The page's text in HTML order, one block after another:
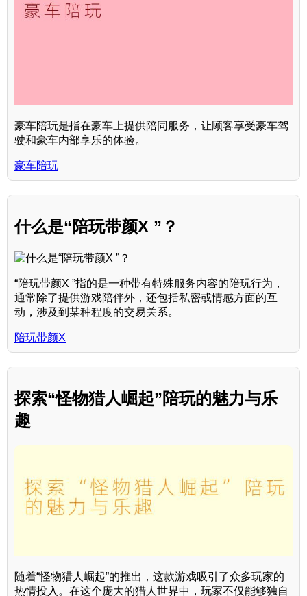
豪车陪玩是指在豪车上提供陪同服务，让顾客享受豪车驾
驶和豪车内部享乐的体验。
豪车陪玩
什么是“陪玩带颜X ”？
“陪玩带颜X ”指的是一种带有特殊服务内容的陪玩行为，
通常除了提供游戏陪伴外，还包括私密或情感方面的互
动，涉及到某种程度的交易关系。
陪玩带颜X
探索“怪物猎人崛起”陪玩的魅力与乐
趣
随着“怪物猎人崛起”的推出，这款游戏吸引了众多玩家的
热情投入。在这个庞大的猎人世界中，玩家不仅能够独自